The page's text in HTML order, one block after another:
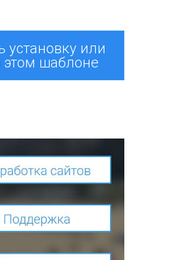
установку или
этом шаблоне